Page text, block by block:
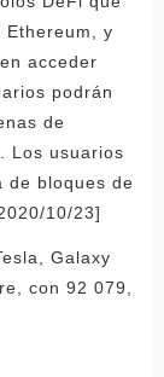
Ethereum, y
acceder
podrán
de
Los usuarios
de bloques de
10/23]
Galaxy
con 92 079,